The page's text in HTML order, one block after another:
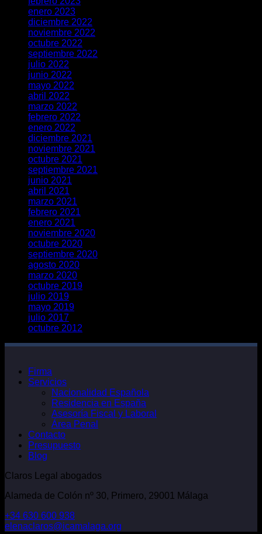
enero 2023
diciembre 2022
noviembre 2022
octubre 2022
septiembre 2022
julio 2022
junio 2022
mayo 2022
abril 2022
marzo 2022
febrero 2022
enero 2022
diciembre 2021
noviembre 2021
octubre 2021
septiembre 2021
junio 2021
abril 2021
marzo 2021
febrero 2021
enero 2021
noviembre 2020
octubre 2020
septiembre 2020
agosto 2020
marzo 2020
octubre 2019
julio 2019
mayo 2019
julio 2017
octubre 2012
Firma
Servicios
Nacionalidad Española
Residencia en España
Asesoría Fiscal y Laboral
Área Penal
Contacto
Presupuesto
Blog
Claros Legal abogados
Alameda de Colón nº 30, Primero, 29001 Málaga
+34 630 600 938
elenaclaros@icamalaga.org